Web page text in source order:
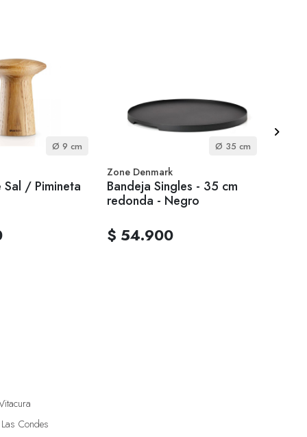
Ø 9 cm
/ Pimineta
Ø 35 cm
Zone Denmark
Bandeja Singles - 35 cm
redonda - Negro
$ 54.900
Condes